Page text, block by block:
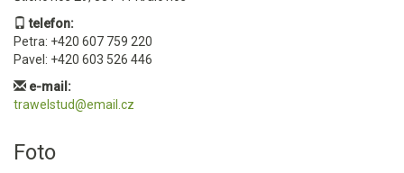
telefon:
Petra: +420 607 759 220
Pavel: +420 603 526 446
e-mail:
trawelstud@email.cz
Foto